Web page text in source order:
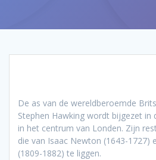
De as van de wereldberoemde
Stephen Hawking wordt bijgezet in
in het centrum van Londen. Zijn
die van Isaac Newton (1643-1727)
(1809-1882) te liggen.